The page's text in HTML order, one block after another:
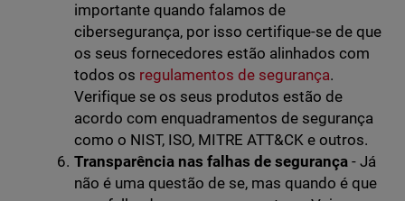
importante quando falamos de
cibersegurança, por isso certifique-se de que
os seus fornecedores estão alinhados com
todos os regulamentos de segurança.
Verifique se os seus produtos estão de
acordo com enquadramentos de segurança
como o NIST, ISO, MITRE ATT&CK e outros.
Transparência nas falhas de segurança - Já
não é uma questão de se, mas quando é que